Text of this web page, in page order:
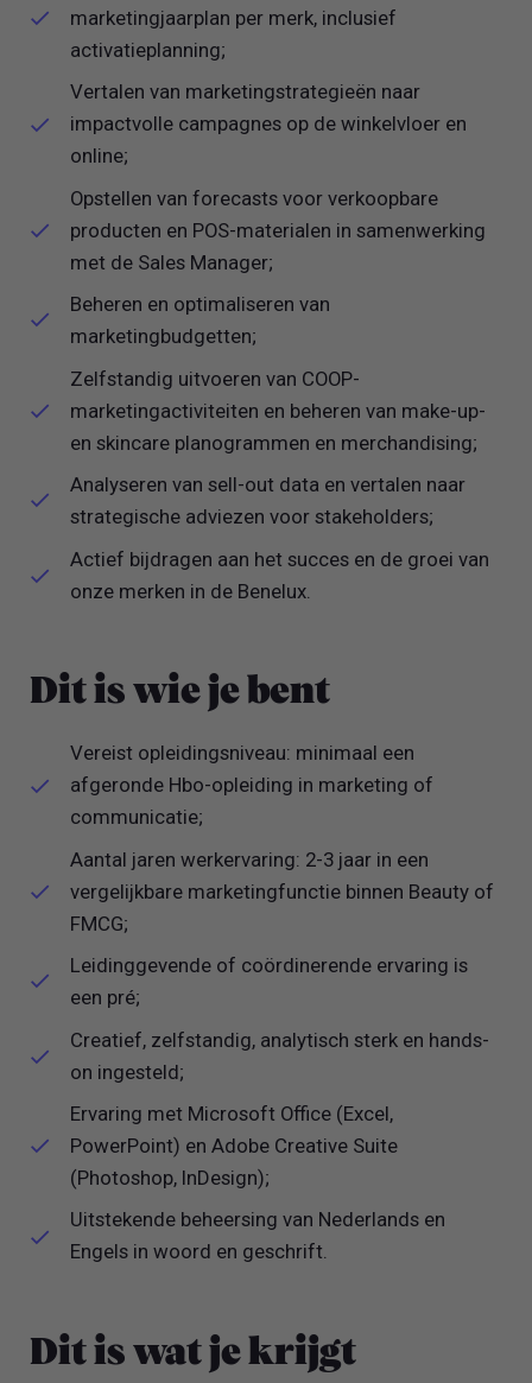
marketingjaarplan per merk, inclusief
activatieplanning;
Vertalen van marketingstrategieën naar
impactvolle campagnes op de winkelvloer en
online;
Opstellen van forecasts voor verkoopbare
producten en POS-materialen in samenwerking
met de Sales Manager;
Beheren en optimaliseren van
marketingbudgetten;
Zelfstandig uitvoeren van COOP-
marketingactiviteiten en beheren van make-up-
en skincare planogrammen en merchandising;
Analyseren van sell-out data en vertalen naar
strategische adviezen voor stakeholders;
Actief bijdragen aan het succes en de groei van
onze merken in de Benelux.
Dit is wie je bent
Vereist opleidingsniveau: minimaal een
afgeronde Hbo-opleiding in marketing of
communicatie;
Aantal jaren werkervaring: 2-3 jaar in een
vergelijkbare marketingfunctie binnen Beauty of
FMCG;
Leidinggevende of coördinerende ervaring is
een pré;
Creatief, zelfstandig, analytisch sterk en hands-
on ingesteld;
Ervaring met Microsoft Office (Excel,
PowerPoint) en Adobe Creative Suite
(Photoshop, InDesign);
Uitstekende beheersing van Nederlands en
Engels in woord en geschrift.
Dit is wat je krijgt